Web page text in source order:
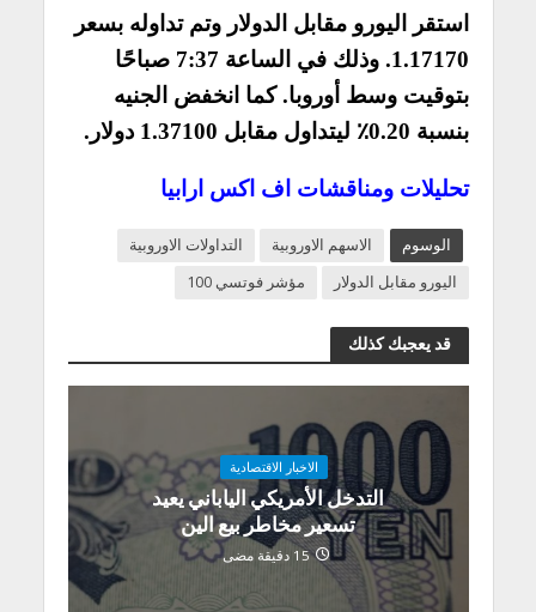
استقر اليورو مقابل الدولار وتم تداوله بسعر
1.17170. وذلك في الساعة 7:37 صباحًا
بتوقيت وسط أوروبا. كما انخفض الجنيه
بنسبة 0.20٪ ليتداول مقابل 1.37100 دولار.
تحليلات ومناقشات اف اكس ارابيا
الوسوم الاسهم الاوروبية
التداولات الاوروبية
اليورو مقابل الدولار
مؤشر فوتسي 100
قد يعجبك كذلك
الاخبار الاقتصادية
التدخل الأمريكي الياباني يعيد
تسعير مخاطر بيع الين
15 دقيقة مضى